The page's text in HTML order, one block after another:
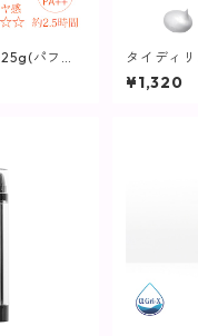
パフ付
タイディ
ム / 75ml【
¥1,320